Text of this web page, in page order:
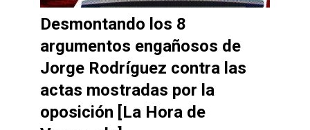
Desmontando los 8
argumentos engañosos de
Jorge Rodríguez contra las
actas mostradas por la
oposición [La Hora de